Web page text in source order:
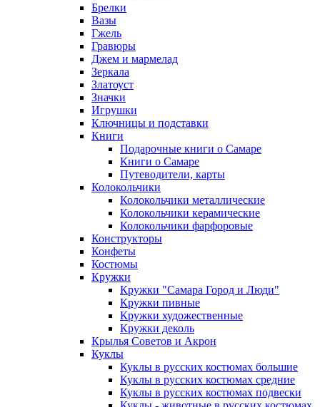
Брелки
Вазы
Гжель
Гравюры
Джем и мармелад
Зеркала
Златоуст
Значки
Игрушки
Ключницы и подставки
Книги
Подарочные книги о Самаре
Книги о Самаре
Путеводители, карты
Колокольчики
Колокольчики металлические
Колокольчики керамические
Колокольчики фарфоровые
Конструкторы
Конфеты
Костюмы
Кружки
Кружки "Самара Город и Люди"
Кружки пивные
Кружки художественные
Кружки деколь
Крылья Советов и Акрон
Куклы
Куклы в русских костюмах большие
Куклы в русских костюмах средние
Куклы в русских костюмах подвески